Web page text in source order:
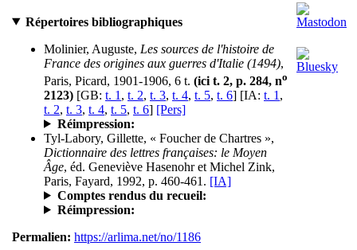
Répertoires bibliographiques
Molinier, Auguste, Les sources de l'histoire de
France des origines aux guerres d'Italie (1494),
Paris, Picard, 1901-1906, 6 t. (ici t. 2, p. 284, no
2123) [GB: t. 1 , t. 2, t. 3, t. 4, t. 5, t. 6] [IA: t. 1 ,
t. 2, t. 3, t. 4, t. 5, t. 6] [Pers]
Réimpression:
Tyl-Labory, Gillette, « Foucher de Chartres »,
Dictionnaire des lettres françaises: le Moyen
Âge, éd. Geneviève Hasenohr et Michel Zink,
Paris, Fayard, 1992, p. 460-461. [IA]
Comptes rendus du recueil:
Réimpression:
Permalien: https://arlima.net/no/1186